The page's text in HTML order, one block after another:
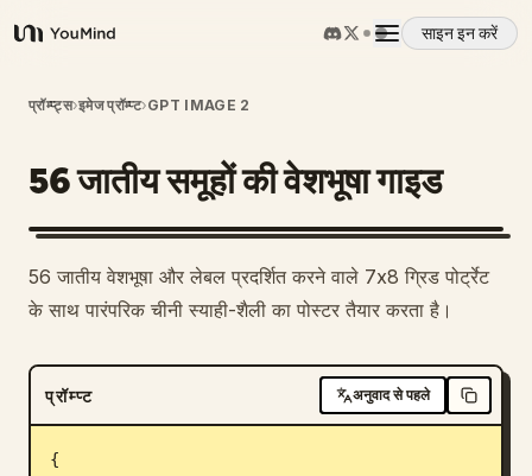
YouMind
साइन इन करें
अवलोकन
उपयोग के मामले
मूल्य निर्धारण
प्रॉम्प्ट्स›इमेज प्रॉम्प्ट›GPT IMAGE 2
56 जातीय समूहों की वेशभूषा गाइड
56 जातीय वेशभूषा और लेबल प्रदर्शित करने वाले 7x8 ग्रिड पोर्ट्रेट
के साथ पारंपरिक चीनी स्याही-शैली का पोस्टर तैयार करता है।
प्रॉम्प्ट अनुवाद से पहले
{